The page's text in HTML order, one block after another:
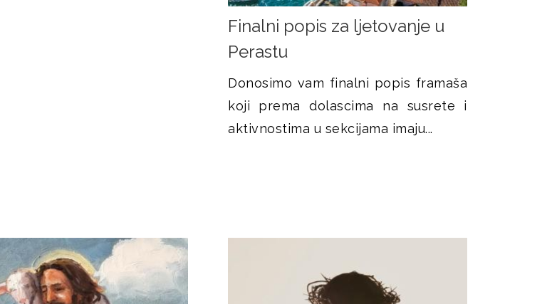
Finalni popis za ljetovanje u
Perastu
Donosimo vam finalni popis framaša
koji prema dolascima na susrete i
aktivnostima u sekcijama imaju...